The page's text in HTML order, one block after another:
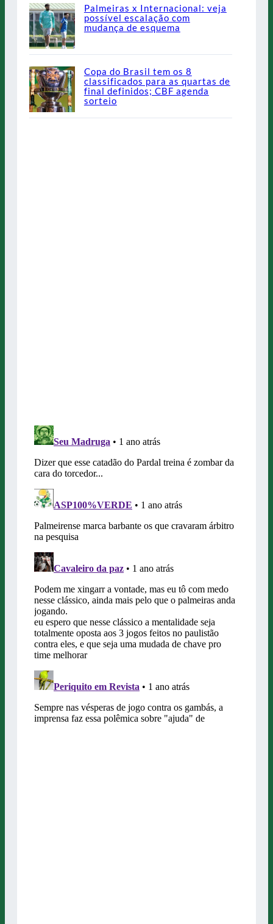
Palmeiras x Internacional: veja
possível escalação com
mudança de esquema
Copa do Brasil tem os 8
classificados para as quartas de
final definidos; CBF agenda
sorteio